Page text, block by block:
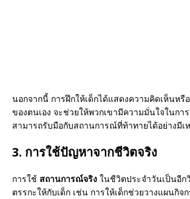
นอกจากนี้ การฝึกให้เด็กได้แสดงความคิดเห็นห
ของตนเอง จะช่วยให้พวกเขามีความมั่นใจในกา
สามารถรับมือกับสถานการณ์ที่ท้าทายได้อย่างมีเ
3. การใช้ปัญหาจากชีวิตจริง
การใช้ สถานการณ์จริง ในชีวิตประจำวันเป็นอีก
ตรรกะให้กับเด็ก เช่น การให้เด็กช่วยวางแผนกิจ